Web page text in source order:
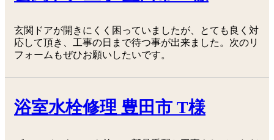
玄関ドアが開きにくく困っていましたが、とても良く対
応して頂き、工事の日まで待つ事が出来ました。次のリ
フォームもぜひお願いしたいです。
浴室水栓修理 豊田市 T様